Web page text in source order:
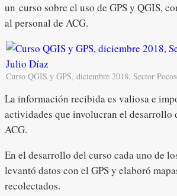
un curso sobre el uso de GPS y QGIS,
al personal de ACG.
Curso QGIS y GPS, diciembre 2018, Sector
La información recibida es valiosa e
actividades que involucran el desarrollo
ACG.
En el desarrollo del curso cada uno de
levantó datos con el GPS y elaboró
recolectados.